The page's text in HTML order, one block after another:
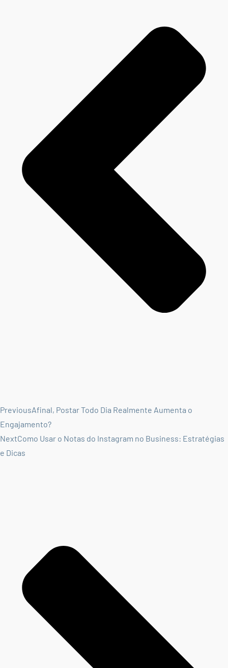
PreviousAfinal, Postar Todo Dia Realmente Aumenta o
Engajamento?
NextComo Usar o Notas do Instagram no Business: Estratégias
e Dicas